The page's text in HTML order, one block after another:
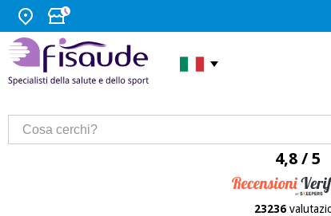
4,8 / 5
23236